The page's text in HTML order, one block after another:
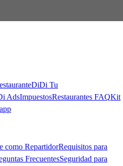
DiDi Tu
AdsImpuestosRestaurantes FAQKit
como RepartidorRequisitos para
FrecuentesSeguridad para